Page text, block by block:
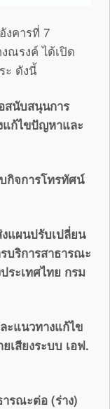
งคารที่ 7
ณรงค์ ได้เปิด
ะ ดังนี้
สนับสนุนการ
แก้ไขปัญหาและ
กิจการโทรทัศน์
งแผนปรับเปลี่ยน
บริการสาธารณะ
ระเทศไทย กรม
ะแนวทางแก้ไข
เสียงระบบ เอฟ.
รณะต่อ (ร่าง)